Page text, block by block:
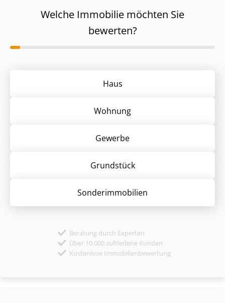
Welche Immobilie möchten Sie
bewerten?
Haus
Wohnung
Gewerbe
Grund­stück
Sonder­immobilien
Beratung durch Experten
Über 10.000 zufriedene Kunden
Kostenlose Immobilienbewertung